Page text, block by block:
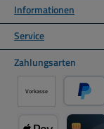
Informationen
Service
Zahlungsarten
Vorkasse